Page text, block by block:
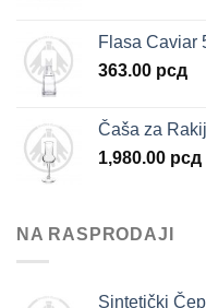
Flasa Caviar
363.00 рсд
Čaša za
1,980.00 рсд
NA RASPRODAJI
Sintetički